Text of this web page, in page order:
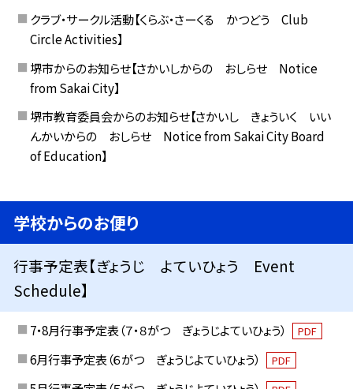
クラブ・サークル活動【くらぶ・さーくる かつどう Club
Circle Activities】
堺市からのお知らせ【さかいしからの おしらせ Notice
from Sakai City】
堺市教育委員会からのお知らせ【さかいし きょういく いい
んかいからの おしらせ Notice from Sakai City Board
of Education】
学校からのお便り
行事予定表【ぎょうじ よていひょう Event
Schedule】
7・8月行事予定表（７・８がつ ぎょうじよていひょう） PDF
6月行事予定表（６がつ ぎょうじよていひょう） PDF